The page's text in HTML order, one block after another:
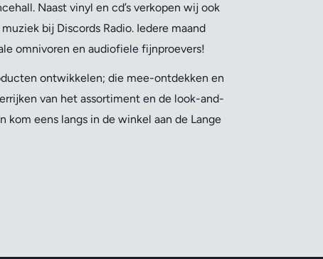
Naast vinyl en cd’s verkopen wij ook
bij Discords Radio. Iedere maand
omnivoren en audiofiele fijnproevers!
ontwikkelen; die mee-ontdekken en
van het assortiment en de look-and-
kom eens langs in de winkel aan de Lange